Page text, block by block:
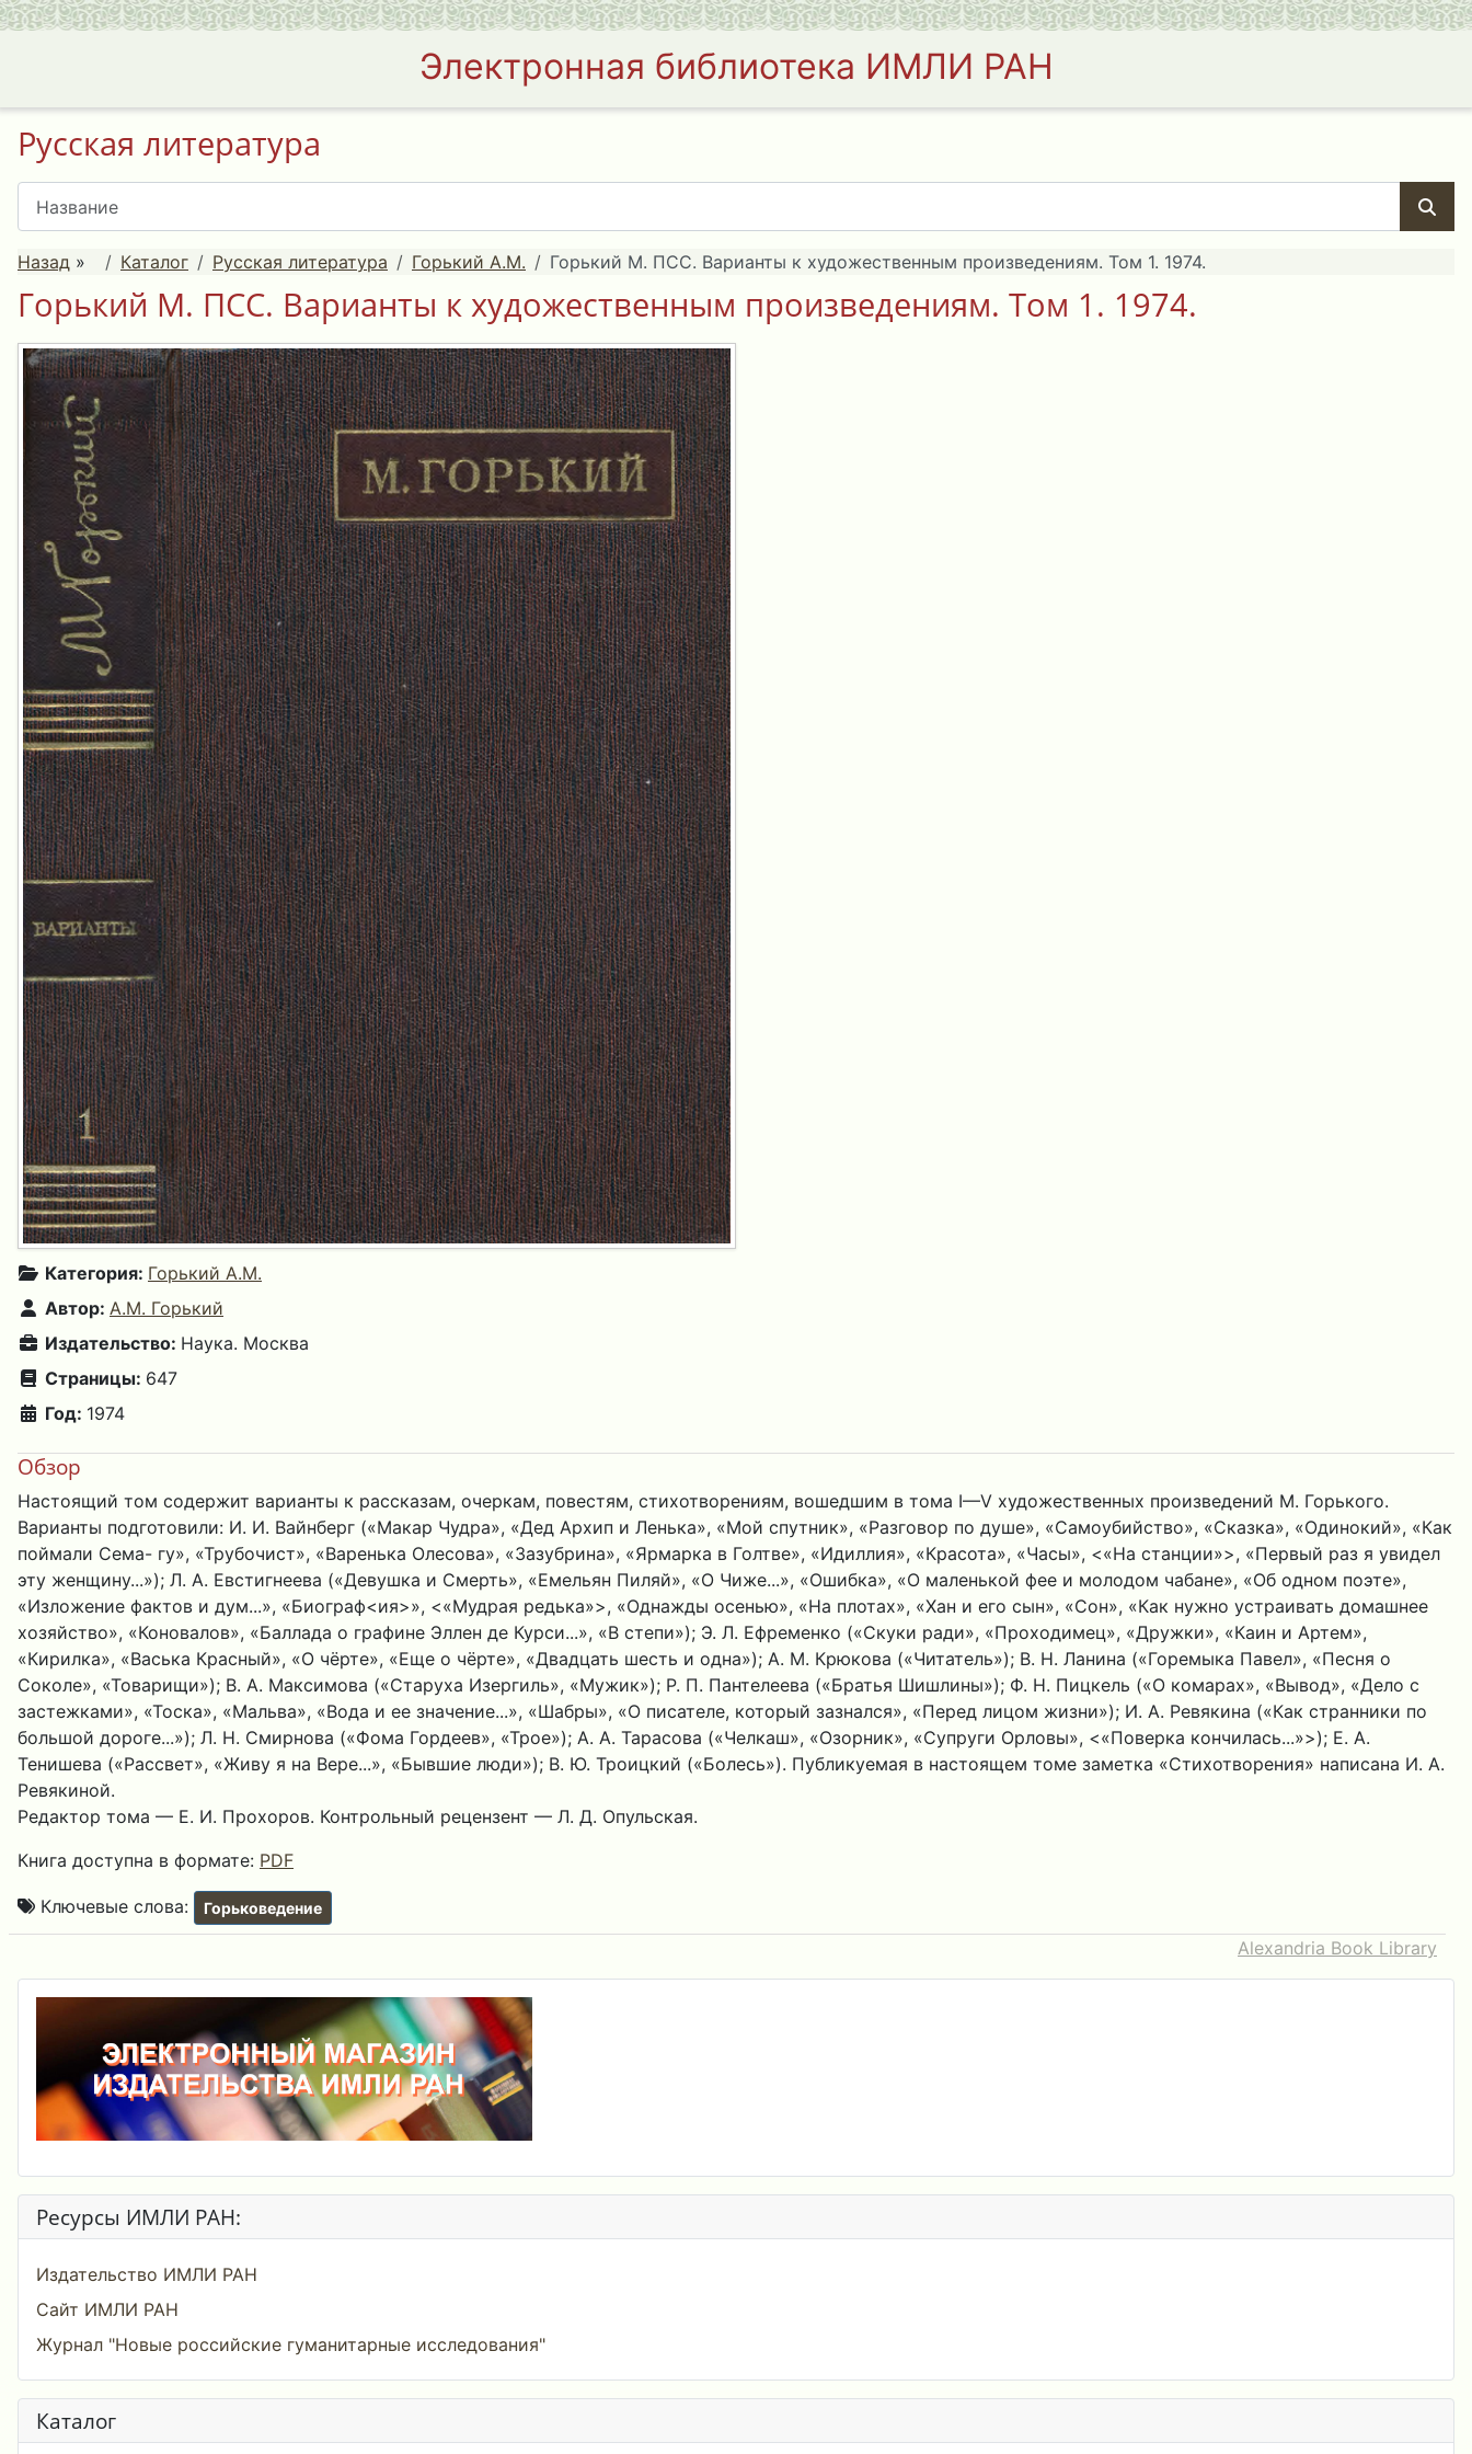
Электронная библиотека ИМЛИ РАН
Русская литература
Назад » Каталог Русская литература Горький А.М. Горький М. ПСС. Варианты к художественным произведениям. Том 1. 1974.
Горький М. ПСС. Варианты к художественным произведениям. Том 1. 1974.
Категория: Горький А.М.
Автор: А.М. Горький
Издательство: Наука. Москва
Страницы: 647
Год: 1974
Обзор
Настоящий том содержит варианты к рассказам, очеркам, повестям, стихотворениям, вошедшим в тома I—V художественных произведений М. Горького.
Варианты подготовили: И. И. Вайнберг («Макар Чудра», «Дед Архип и Ленька», «Мой спутник», «Разговор по душе», «Самоубийство», «Сказка», «Одинокий», «Как
поймали Сема- гу», «Трубочист», «Варенька Олесова», «Зазубрина», «Ярмарка в Голтве», «Идиллия», «Красота», «Часы», <«На станции»>, «Первый раз я увидел
эту женщину...»); Л. А. Евстигнеева («Девушка и Смерть», «Емельян Пиляй», «О Чиже...», «Ошибка», «О маленькой фее и молодом чабане», «Об одном поэте»,
«Изложение фактов и дум...», «Биограф<ия>», <«Мудрая редька»>, «Однажды осенью», «На плотах», «Хан и его сын», «Сон», «Как нужно устраивать домашнее
хозяйство», «Коновалов», «Баллада о графине Эллен де Курси...», «В степи»); Э. Л. Ефременко («Скуки ради», «Проходимец», «Дружки», «Каин и Артем»,
«Кирилка», «Васька Красный», «О чёрте», «Еще о чёрте», «Двадцать шесть и одна»); А. М. Крюкова («Читатель»); В. Н. Ланина («Горемыка Павел», «Песня о
Соколе», «Товарищи»); В. А. Максимова («Старуха Изергиль», «Мужик»); Р. П. Пантелеева («Братья Шишлины»); Ф. Н. Пицкель («О комарах», «Вывод», «Дело с
застежками», «Тоска», «Мальва», «Вода и ее значение...», «Шабры», «О писателе, который зазнался», «Перед лицом жизни»); И. А. Ревякина («Как странники по
большой дороге...»); Л. Н. Смирнова («Фома Гордеев», «Трое»); А. А. Тарасова («Челкаш», «Озорник», «Супруги Орловы», <«Поверка кончилась...»>); Е. А.
Тенишева («Рассвет», «Живу я на Вере...», «Бывшие люди»); В. Ю. Троицкий («Болесь»). Публикуемая в настоящем томе заметка «Стихотворения» написана И. А.
Ревякиной.
Редактор тома — Е. И. Прохоров. Контрольный рецензент — Л. Д. Опульская.
Книга доступна в формате: PDF
Ключевые слова: Горьковедение
Alexandria Book Library
Ресурсы ИМЛИ РАН:
Издательство ИМЛИ РАН
Сайт ИМЛИ РАН
Журнал "Новые российские гуманитарные исследования"
Каталог